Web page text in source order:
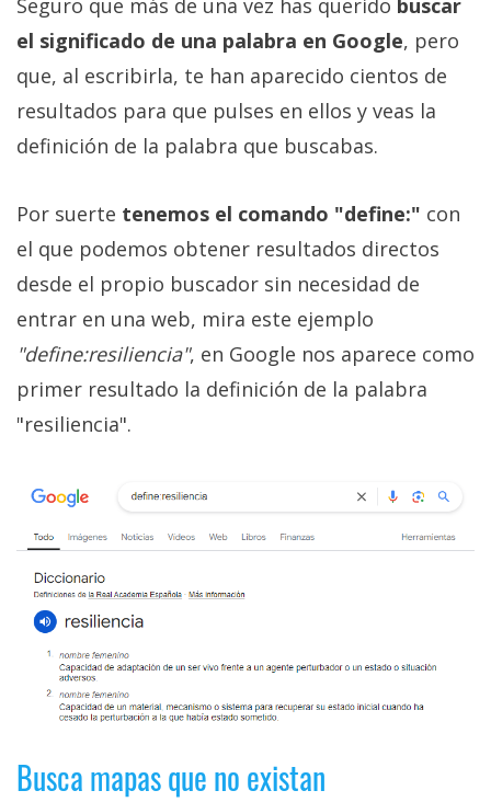
Seguro que más de una vez has querido buscar
el significado de una palabra en Google, pero
que, al escribirla, te han aparecido cientos de
resultados para que pulses en ellos y veas la
definición de la palabra que buscabas.
Por suerte tenemos el comando "define:" con
el que podemos obtener resultados directos
desde el propio buscador sin necesidad de
entrar en una web, mira este ejemplo
"define:resiliencia", en Google nos aparece como
primer resultado la definición de la palabra
"resiliencia".
Busca mapas que no existan